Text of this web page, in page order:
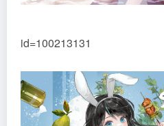
id=100213131